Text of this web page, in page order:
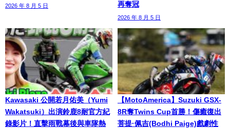
2026 年 8 月 5 日
再奪冠
2026 年 8 月 5 日
Kawasaki 公開若月佑美（Yumi
Wakatsuki）出演鈴鹿8耐官方紀
錄影片！直擊雨戰幕後與車隊熱
【MotoAmerica】Suzuki GSX-
8R奪Twins Cup首勝！傷癒復出
菩提·佩吉(Bodhi Paige)戲劇性